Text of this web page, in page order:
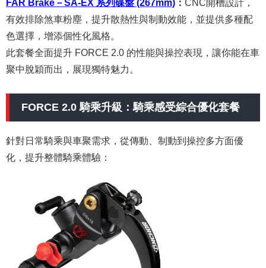
FAR Brake－SA-EX 系列碟盤 (267mm) ： CNC開槽設計，
有效排除煞車粉塵，提升散熱性與制動效能，並提供多種配
色選擇，增添個性化風格。
此套餐全面提升 FORCE 2.0 的性能與操控表現，讓你能在車
聚中脫穎而出，展現獨特魅力。
FORCE 2.0 騎乘升級：騎乘感受綜合優化套餐
針對日常騎乘與車聚需求，從傳動、制動到操控多方面優
化，提升整體騎乘體驗：